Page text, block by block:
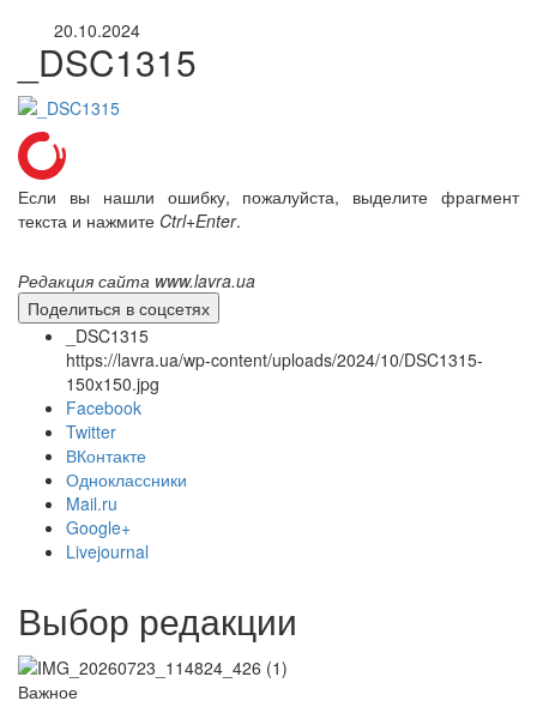
Онлайн трансляции
12 сентября 2015
12 сентября 2015
12 сентября 2015Название трансляции
12 сентября 2015 Название трансляции
12 сентября 2015Название трансляции
12 сентября 2015
20.10.2024
_DSC1315
Если вы нашли ошибку, пожалуйста, выделите фрагмент
текста и нажмите Ctrl+Enter.
Редакция сайта www.lavra.ua
Поделиться в соцсетях
_DSC1315
https://lavra.ua/wp-content/uploads/2024/10/DSC1315-
150x150.jpg
Facebook
Twitter
ВКонтакте
Одноклассники
Mail.ru
Google+
Livejournal
Выбор редакции
Важное